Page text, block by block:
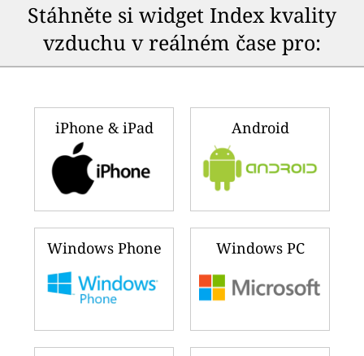
Stáhněte si widget Index kvality
vzduchu v reálném čase pro:
iPhone & iPad Android
Windows Phone Windows PC